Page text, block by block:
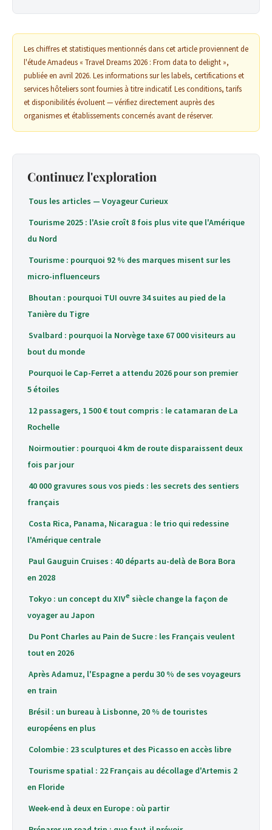
Les chiffres et statistiques mentionnés dans cet article proviennent de
l'étude Amadeus « Travel Dreams 2026 : From data to delight »,
publiée en avril 2026. Les informations sur les labels, certifications et
services hôteliers sont fournies à titre indicatif. Les conditions, tarifs
et disponibilités évoluent — vérifiez directement auprès des
organismes et établissements concernés avant de réserver.
Continuez l'exploration
Tous les articles — Voyageur Curieux
Tourisme 2025 : l'Asie croît 8 fois plus vite que l'Amérique
du Nord
Tourisme : pourquoi 92 % des marques misent sur les
micro-influenceurs
Bhoutan : pourquoi TUI ouvre 34 suites au pied de la
Tanière du Tigre
Svalbard : pourquoi la Norvège taxe 67 000 visiteurs au
bout du monde
Pourquoi le Cap-Ferret a attendu 2026 pour son premier
5 étoiles
12 passagers, 1 500 € tout compris : le catamaran de La
Rochelle
Noirmoutier : pourquoi 4 km de route disparaissent deux
fois par jour
40 000 gravures sous vos pieds : les secrets des sentiers
français
Costa Rica, Panama, Nicaragua : le trio qui redessine
l'Amérique centrale
Paul Gauguin Cruises : 40 départs au-delà de Bora Bora
en 2028
Tokyo : un concept du XIVe siècle change la façon de
voyager au Japon
Du Pont Charles au Pain de Sucre : les Français veulent
tout en 2026
Après Adamuz, l'Espagne a perdu 30 % de ses voyageurs
en train
Brésil : un bureau à Lisbonne, 20 % de touristes
européens en plus
Colombie : 23 sculptures et des Picasso en accès libre
Tourisme spatial : 22 Français au décollage d'Artemis 2
en Floride
Week-end à deux en Europe : où partir